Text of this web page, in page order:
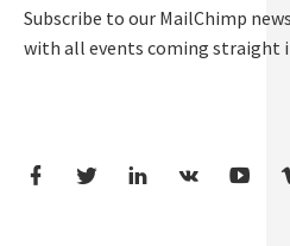
Subscribe to our MailChimp
with all events coming straight